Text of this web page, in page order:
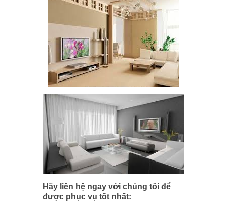
Hãy liên hệ ngay với chúng tôi để
được phục vụ tốt nhất: